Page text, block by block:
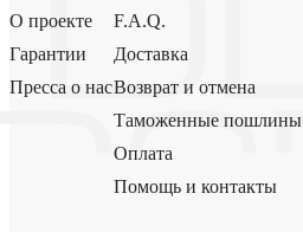
О проекте
Гарантии
Пресса о нас
F.A.Q.
Доставка
Возврат и отмена
Таможенные пошлины
Оплата
Помощь и контакты